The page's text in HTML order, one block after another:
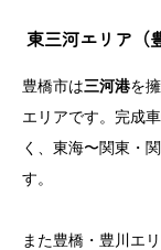
東三河エリア（
豊橋市は三河港を
エリアです。完成
く、東海〜関東・
す。
また豊橋・豊川エ